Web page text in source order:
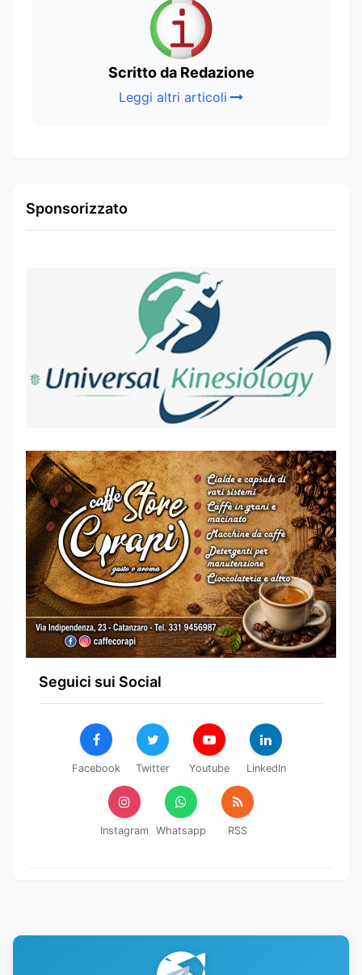
Scritto da Redazione
Leggi altri articoli
Sponsorizzato
Seguici sui Social
Facebook Twitter Youtube LinkedIn
Instagram Whatsapp RSS